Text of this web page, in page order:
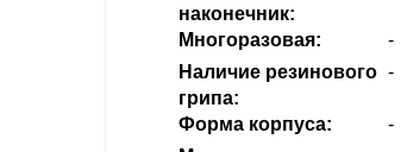
наконечник:
Многоразовая:
-
Наличие резинового
грипа:
-
Форма корпуса:
-